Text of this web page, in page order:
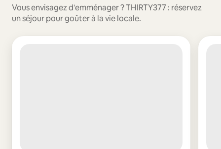
Vous envisagez d'emménager ? THIRTY377 : réservez
un séjour pour goûter à la vie locale.